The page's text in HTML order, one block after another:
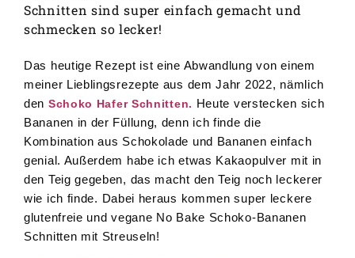
Schnitten sind super einfach gemacht und
schmecken so lecker!
Das heutige Rezept ist eine Abwandlung von einem
meiner Lieblingsrezepte aus dem Jahr 2022, nämlich
den Schoko Hafer Schnitten. Heute verstecken sich
Bananen in der Füllung, denn ich finde die
Kombination aus Schokolade und Bananen einfach
genial. Außerdem habe ich etwas Kakaopulver mit in
den Teig gegeben, das macht den Teig noch leckerer
wie ich finde. Dabei heraus kommen super leckere
glutenfreie und vegane No Bake Schoko-Bananen
Schnitten mit Streuseln!